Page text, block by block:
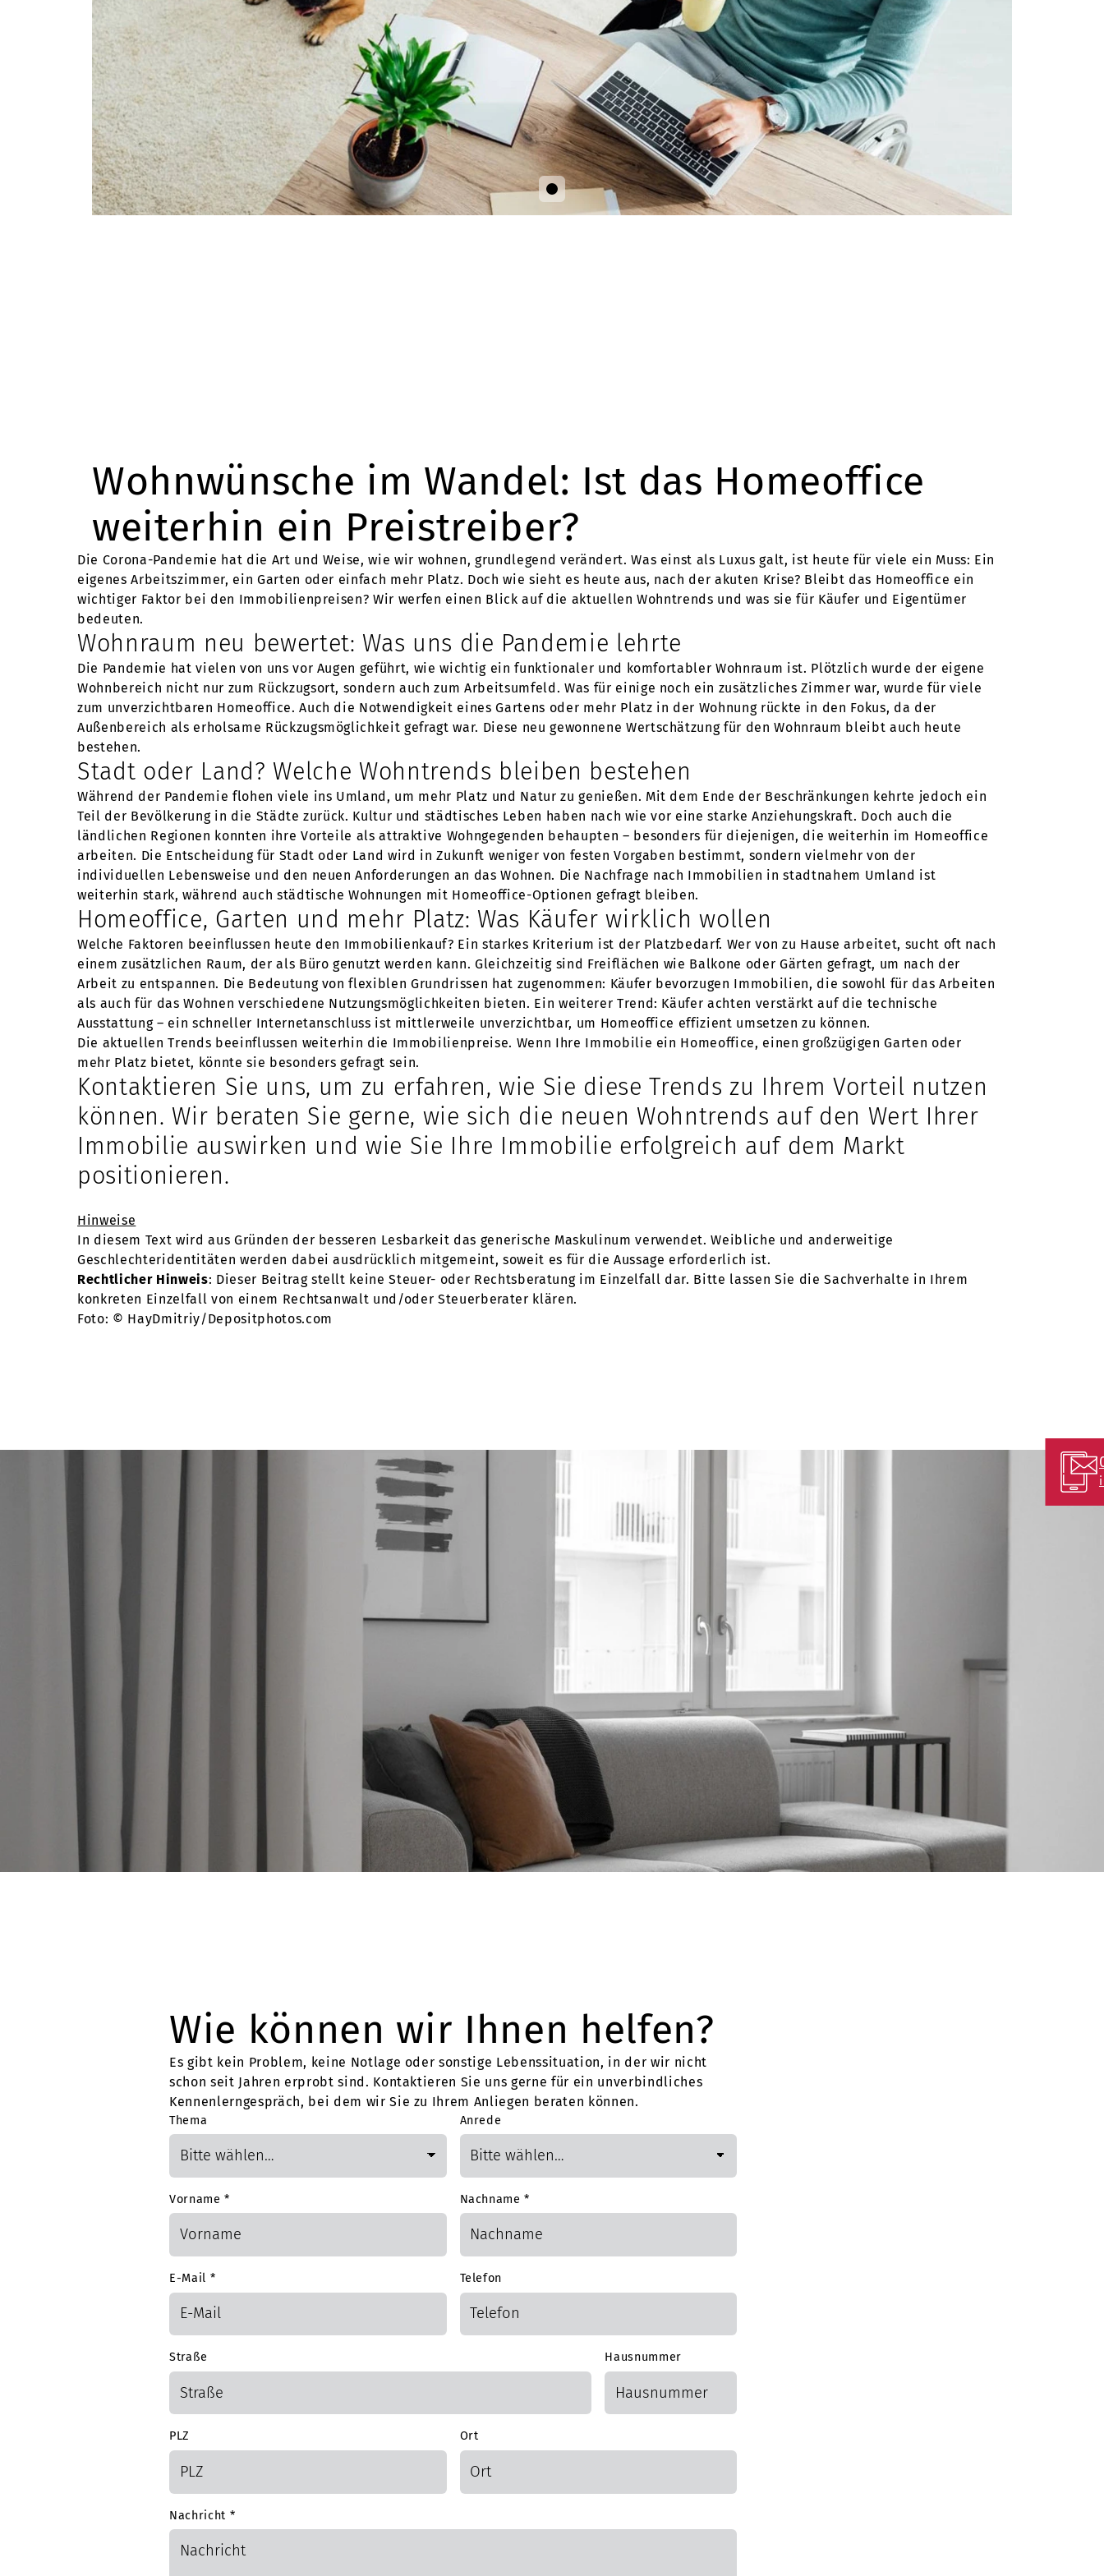
Wohnwünsche im Wandel: Ist das Homeoffice
weiterhin ein Preistreiber?
Die Corona-Pandemie hat die Art und Weise, wie wir wohnen, grundlegend verändert. Was einst als Luxus galt, ist heute für viele ein Muss: Ein
eigenes Arbeitszimmer, ein Garten oder einfach mehr Platz. Doch wie sieht es heute aus, nach der akuten Krise? Bleibt das Homeoffice ein
wichtiger Faktor bei den Immobilienpreisen? Wir werfen einen Blick auf die aktuellen Wohntrends und was sie für Käufer und Eigentümer
bedeuten.
Wohnraum neu bewertet: Was uns die Pandemie lehrte
Die Pandemie hat vielen von uns vor Augen geführt, wie wichtig ein funktionaler und komfortabler Wohnraum ist. Plötzlich wurde der eigene
Wohnbereich nicht nur zum Rückzugsort, sondern auch zum Arbeitsumfeld. Was für einige noch ein zusätzliches Zimmer war, wurde für viele
zum unverzichtbaren Homeoffice. Auch die Notwendigkeit eines Gartens oder mehr Platz in der Wohnung rückte in den Fokus, da der
Außenbereich als erholsame Rückzugsmöglichkeit gefragt war. Diese neu gewonnene Wertschätzung für den Wohnraum bleibt auch heute
bestehen.
Stadt oder Land? Welche Wohntrends bleiben bestehen
Während der Pandemie flohen viele ins Umland, um mehr Platz und Natur zu genießen. Mit dem Ende der Beschränkungen kehrte jedoch ein
Teil der Bevölkerung in die Städte zurück. Kultur und städtisches Leben haben nach wie vor eine starke Anziehungskraft. Doch auch die
ländlichen Regionen konnten ihre Vorteile als attraktive Wohngegenden behaupten – besonders für diejenigen, die weiterhin im Homeoffice
arbeiten. Die Entscheidung für Stadt oder Land wird in Zukunft weniger von festen Vorgaben bestimmt, sondern vielmehr von der
individuellen Lebensweise und den neuen Anforderungen an das Wohnen. Die Nachfrage nach Immobilien in stadtnahem Umland ist
weiterhin stark, während auch städtische Wohnungen mit Homeoffice-Optionen gefragt bleiben.
Homeoffice, Garten und mehr Platz: Was Käufer wirklich wollen
Welche Faktoren beeinflussen heute den Immobilienkauf? Ein starkes Kriterium ist der Platzbedarf. Wer von zu Hause arbeitet, sucht oft nach
einem zusätzlichen Raum, der als Büro genutzt werden kann. Gleichzeitig sind Freiflächen wie Balkone oder Gärten gefragt, um nach der
Arbeit zu entspannen. Die Bedeutung von flexiblen Grundrissen hat zugenommen: Käufer bevorzugen Immobilien, die sowohl für das Arbeiten
als auch für das Wohnen verschiedene Nutzungsmöglichkeiten bieten. Ein weiterer Trend: Käufer achten verstärkt auf die technische
Ausstattung – ein schneller Internetanschluss ist mittlerweile unverzichtbar, um Homeoffice effizient umsetzen zu können.
Die aktuellen Trends beeinflussen weiterhin die Immobilienpreise. Wenn Ihre Immobilie ein Homeoffice, einen großzügigen Garten oder
mehr Platz bietet, könnte sie besonders gefragt sein.
Kontaktieren Sie uns, um zu erfahren, wie Sie diese Trends zu Ihrem Vorteil nutzen
können. Wir beraten Sie gerne, wie sich die neuen Wohntrends auf den Wert Ihrer
Immobilie auswirken und wie Sie Ihre Immobilie erfolgreich auf dem Markt
positionieren.
Hinweise
In diesem Text wird aus Gründen der besseren Lesbarkeit das generische Maskulinum verwendet. Weibliche und anderweitige
Geschlechteridentitäten werden dabei ausdrücklich mitgemeint, soweit es für die Aussage erforderlich ist.
Rechtlicher Hinweis: Dieser Beitrag stellt keine Steuer- oder Rechtsberatung im Einzelfall dar. Bitte lassen Sie die Sachverhalte in Ihrem
konkreten Einzelfall von einem Rechtsanwalt und/oder Steuerberater klären.
Foto: © HayDmitriy/Depositphotos.com
Wie können wir Ihnen helfen?
Es gibt kein Problem, keine Notlage oder sonstige Lebenssituation, in der wir nicht
schon seit Jahren erprobt sind. Kontaktieren Sie uns gerne für ein unverbindliches
Kennenlerngespräch, bei dem wir Sie zu Ihrem Anliegen beraten können.
Thema Anrede
Vorname* Nachname*
E-Mail * Telefon
Straße Hausnummer
PLZ Ort
Nachricht *